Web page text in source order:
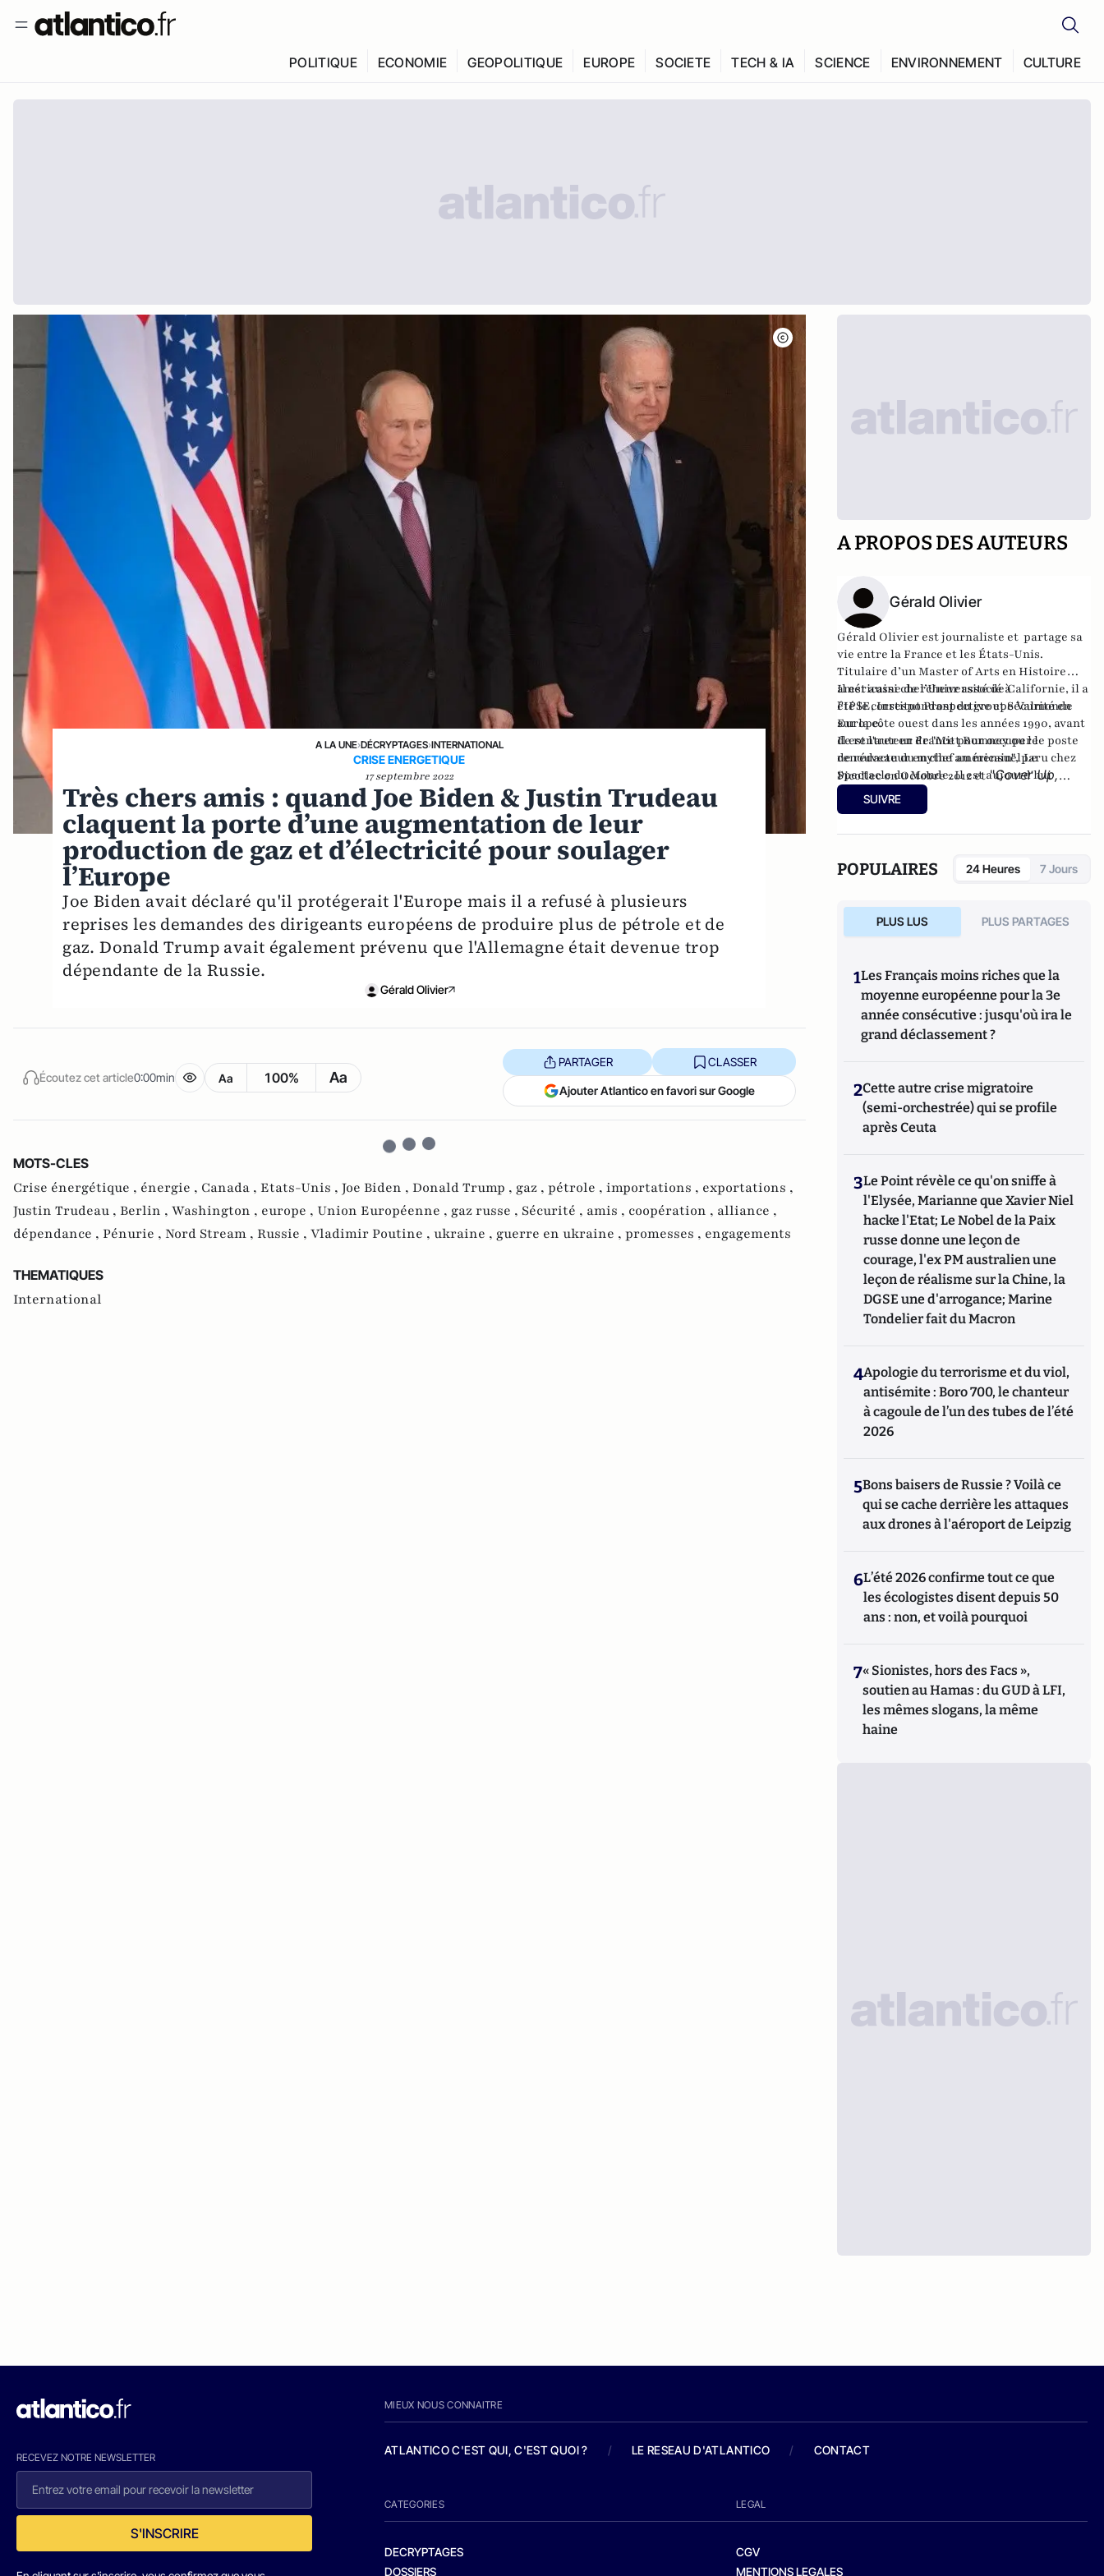
POLITIQUE ECONOMIE GEOPOLITIQUE EUROPE SOCIETE TECH & IA SCIENCE ENVIRONNEMENT CULTURE
A LA UNE›DÉCRYPTAGES›INTERNATIONAL
CRISE ENERGETIQUE
17 septembre 2022
Très chers amis : quand Joe Biden & Justin Trudeau
claquent la porte d’une augmentation de leur
production de gaz et d’électricité pour soulager
l’Europe
Joe Biden avait déclaré qu'il protégerait l'Europe mais il a refusé à plusieurs
reprises les demandes des dirigeants européens de produire plus de pétrole et de
gaz. Donald Trump avait également prévenu que l'Allemagne était devenue trop
dépendante de la Russie.
Gérald Olivier
Écoutez cet article0:00min Aa 100% Aa
PARTAGER CLASSER
Ajouter Atlantico en favori sur Google
MOTS-CLES
Crise énergétique , énergie , Canada , Etats-Unis , Joe Biden , Donald Trump , gaz , pétrole , importations , exportations ,
Justin Trudeau , Berlin , Washington , europe , Union Européenne , gaz russe , Sécurité , amis , coopération , alliance ,
dépendance , Pénurie , Nord Stream , Russie , Vladimir Poutine , ukraine , guerre en ukraine , promesses , engagements
THEMATIQUES
International
A PROPOS DES AUTEURS
Gérald Olivier
Gérald Olivier est journaliste et partage sa
vie entre la France et les États-Unis.
Titulaire d’un Master of Arts en Histoire
américaine de l’Université de Californie, il a
été le correspondant du groupe Valmonde
sur la côte ouest dans les années 1990, avant
de rentrer en France pour occuper le poste
de rédacteur en chef au mensuel Le
Spectacle du Monde. Il est aujourd'hui
consultant en communications et médias et
se consacre à son
Il est aussi chercheur associé à
l'IPSE, Institut Prospective et Sécurité en
Europe.
Il est l'auteur de"Mitt Romney ou le
renouveau du mythe américain", paru chez
Picollec on Octobre 2012 et "Cover Up,
l'Amérique, le Clan Biden et l'Etat
profond" aux éditions Konfident.
SUIVRE
POPULAIRES 24 Heures 7 Jours
PLUS LUS PLUS PARTAGES
1Les Français moins riches que la
moyenne européenne pour la 3e
année consécutive : jusqu'où ira le
grand déclassement ?
2Cette autre crise migratoire
(semi-orchestrée) qui se profile
après Ceuta
3Le Point révèle ce qu'on sniffe à
l'Elysée, Marianne que Xavier Niel
hacke l'Etat; Le Nobel de la Paix
russe donne une leçon de
courage, l'ex PM australien une
leçon de réalisme sur la Chine, la
DGSE une d'arrogance; Marine
Tondelier fait du Macron
4Apologie du terrorisme et du viol,
antisémite : Boro 700, le chanteur
à cagoule de l’un des tubes de l’été
2026
5Bons baisers de Russie ? Voilà ce
qui se cache derrière les attaques
aux drones à l'aéroport de Leipzig
6L’été 2026 confirme tout ce que
les écologistes disent depuis 50
ans : non, et voilà pourquoi
7« Sionistes, hors des Facs »,
soutien au Hamas : du GUD à LFI,
les mêmes slogans, la même
haine
RECEVEZ NOTRE NEWSLETTER
S'INSCRIRE
MIEUX NOUS CONNAITRE
ATLANTICO C'EST QUI, C'EST QUOI ? / LE RESEAU D'ATLANTICO / CONTACT
CATEGORIES
DECRYPTAGES
DOSSIERS
LEGAL
CGV
MENTIONS LEGALES